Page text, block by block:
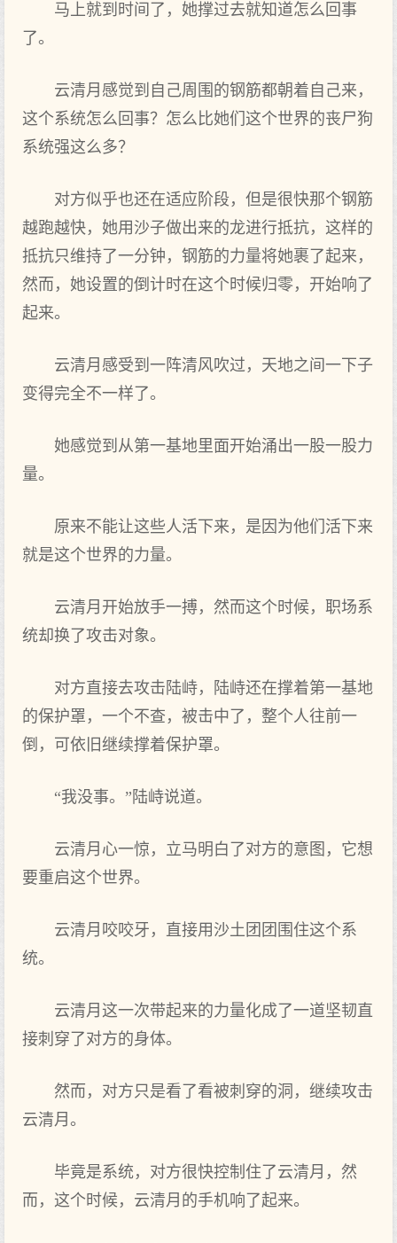
马上就到时间了，她撑过去就知道怎么回事
了。
云清月感觉到自己周围的钢筋都朝着自己来，
这个系统怎么回事？怎么比她们这个世界的丧尸狗
系统强这么多？
对方似乎也还在适应阶段，但是很快那个钢筋
越跑越快，她用沙子做出来的龙进行抵抗，这样的
抵抗只维持了一分钟，钢筋的力量将她裹了起来，
然而，她设置的倒计时在这个时候归零，开始响了
起来。
云清月感受到一阵清风吹过，天地之间一下子
变得完全不一样了。
她感觉到从第一基地里面开始涌出一股一股力
量。
原来不能让这些人活下来，是因为他们活下来
就是这个世界的力量。
云清月开始放手一搏，然而这个时候，职场系
统却换了攻击对象。
对方直接去攻击陆峙，陆峙还在撑着第一基地
的保护罩，一个不查，被击中了，整个人往前一
倒，可依旧继续撑着保护罩。
“我没事。”陆峙说道。
云清月心一惊，立马明白了对方的意图，它想
要重启这个世界。
云清月咬咬牙，直接用沙土团团围住这个系
统。
云清月这一次带起来的力量化成了一道坚韧直
接刺穿了对方的身体。
然而，对方只是看了看被刺穿的洞，继续攻击
云清月。
毕竟是系统，对方很快控制住了云清月，然
而，这个时候，云清月的手机响了起来。